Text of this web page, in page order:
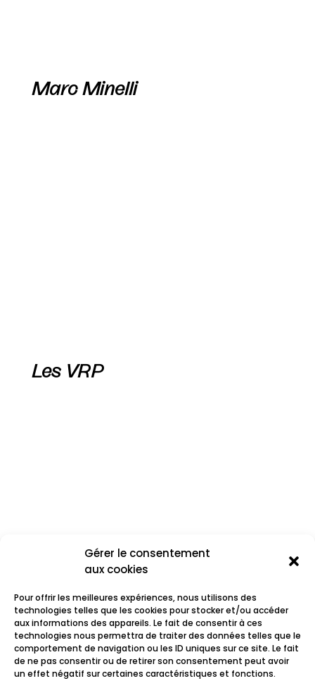
Gérer le consentement
aux cookies
Pour offrir les meilleures expériences, nous utilisons des
technologies telles que les cookies pour stocker et/ou accéder
aux informations des appareils. Le fait de consentir à ces
technologies nous permettra de traiter des données telles que le
comportement de navigation ou les ID uniques sur ce site. Le fait
de ne pas consentir ou de retirer son consentement peut avoir
un effet négatif sur certaines caractéristiques et fonctions.
Marc Minelli
Les VRP
Les Thugs